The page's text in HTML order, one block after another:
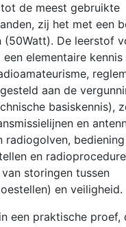
de meest gebruikte
zij het met een
(50Watt). De leerstof
elementaire kennis
aan de
basiskennis),
en
radiogolven,
en
storingen tussen
en veiligheid.
een praktische proef,